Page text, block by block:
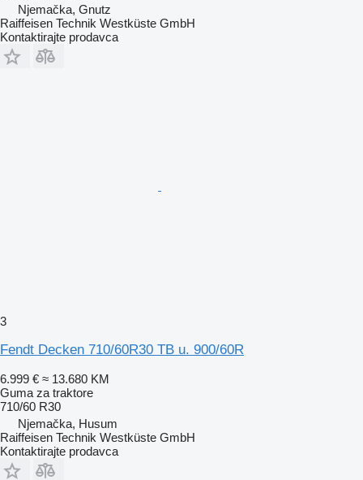
Njemačka, Gnutz
Raiffeisen Technik Westküste GmbH
Kontaktirajte prodavca
3
Fendt Decken 710/60R30 TB u. 900/60R
6.999 € ≈ 13.680 KM
Guma za traktore
710/60 R30
Njemačka, Husum
Raiffeisen Technik Westküste GmbH
Kontaktirajte prodavca